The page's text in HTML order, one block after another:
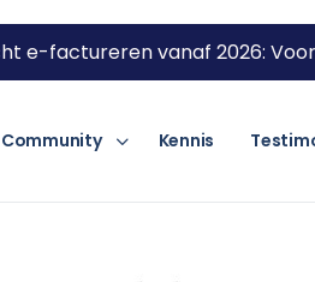
e-factureren vanaf 2026:
Community Kennis